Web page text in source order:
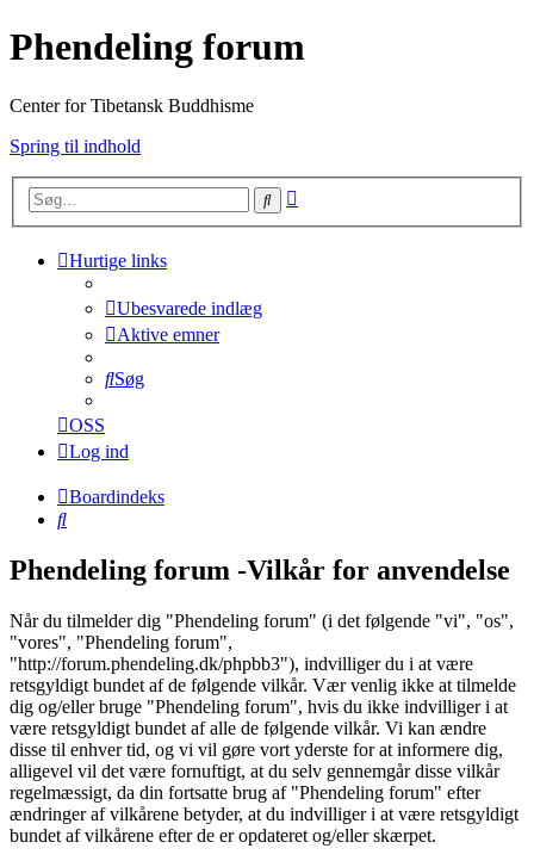
Phendeling forum
Center for Tibetansk Buddhisme
Spring til indhold
Søg
Hurtige links
Ubesvarede indlæg
Aktive emner
Søg
OSS
Log ind
Boardindeks
Søg
Phendeling forum -Vilkår for anvendelse
Når du tilmelder dig "Phendeling forum" (i det følgende "vi", "os",
"vores", "Phendeling forum",
"http://forum.phendeling.dk/phpbb3"), indvilliger du i at være
retsgyldigt bundet af de følgende vilkår. Vær venlig ikke at tilmelde
dig og/eller bruge "Phendeling forum", hvis du ikke indvilliger i at
være retsgyldigt bundet af alle de følgende vilkår. Vi kan ændre
disse til enhver tid, og vi vil gøre vort yderste for at informere dig,
alligevel vil det være fornuftigt, at du selv gennemgår disse vilkår
regelmæssigt, da din fortsatte brug af "Phendeling forum" efter
ændringer af vilkårene betyder, at du indvilliger i at være retsgyldigt
bundet af vilkårene efter de er opdateret og/eller skærpet.